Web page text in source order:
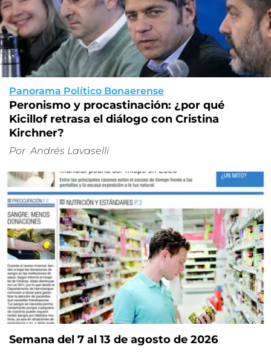
Panorama Político Bonaerense
Peronismo y procastinación: ¿por qué
Kicillof retrasa el diálogo con Cristina
Kirchner?
Por Andrés Lavaselli
Semana del 7 al 13 de agosto de 2026